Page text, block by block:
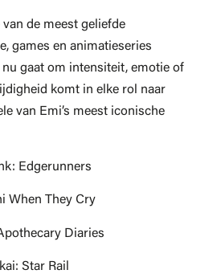
de meest geliefde
games en animatieseries
gaat om intensiteit, emotie of
komt in elke rol naar
van Emi’s meest iconische
Edgerunners
When They Cry
Diaries
Star Rail